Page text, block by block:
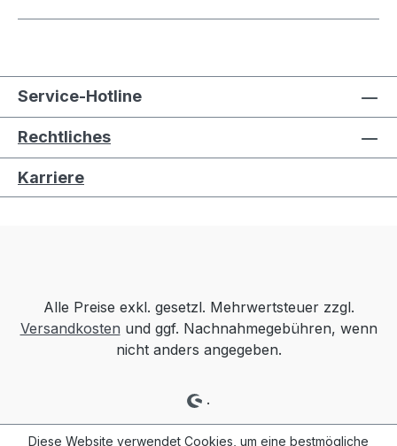
Service-Hotline
Rechtliches
Karriere
Alle Preise exkl. gesetzl. Mehrwertsteuer zzgl.
Versandkosten und ggf. Nachnahmegebühren, wenn
nicht anders angegeben.
.
Diese Website verwendet Cookies, um eine bestmögliche